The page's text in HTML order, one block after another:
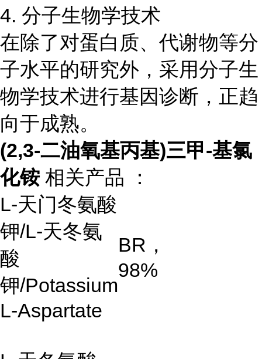
4. 分子生物学技术
在除了对蛋白质、代谢物等分
子水平的研究外，采用分子生
物学技术进行基因诊断，正趋
向于成熟。
(2,3-二油氧基丙基)三甲-基氯
化铵相关产品 ：
L-天门冬氨酸
钾/L-天冬氨
酸
钾/Potassium
L-Aspartate
BR ，
98%